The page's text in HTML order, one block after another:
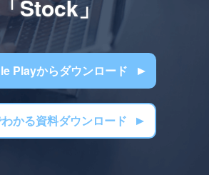
「Stock」
Playからダウンロード
かる資料ダウンロード